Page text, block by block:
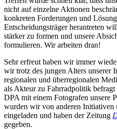
nicht auf einzelne Aktionen
konkreten Forderungen und
Entscheidungsträger herantreten
stärker zu formen und unsere
formulieren. Wir arbeiten dran!
Sehr erfreut haben wir immer
wir trotz des jungen Alters unserer
regionalen und überregionalen
als Akteur zu Fahrradpolitik
DPA mit einem Fotografen unsere
wurden wir von anderen Initiativen
eingeladen und haben der Zeitung
gegeben.